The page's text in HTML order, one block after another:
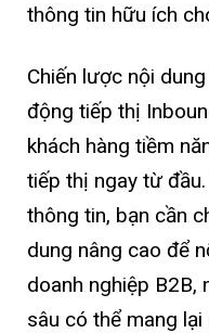
thông tin hữu ích
Chiến lược nội
động tiếp thị
khách hàng tiềm
tiếp thị ngay từ
thông tin, bạn cần
dung nâng cao để
doanh nghiệp B2B,
sâu có thể mang